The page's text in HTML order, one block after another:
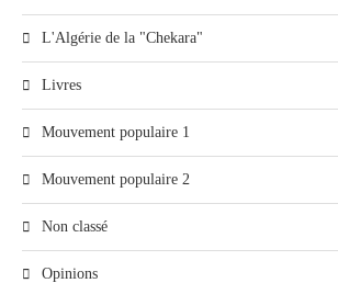
L'Algérie de la "Chekara"
Livres
Mouvement populaire 1
Mouvement populaire 2
Non classé
Opinions